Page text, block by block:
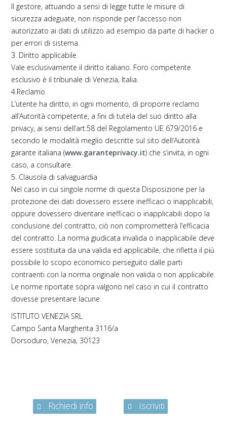
Il gestore, attuando a sensi di legge tutte le misure di
sicurezza adeguate, non risponde per l’accesso non
autorizzato ai dati di utilizzo ad esempio da parte di hacker o
per errori di sistema.
3. Diritto applicabile
Vale esclusivamente il diritto italiano. Foro competente
esclusivo è il tribunale di Venezia, Italia.
4.Reclamo
L’utente ha diritto, in ogni momento, di proporre reclamo
all’Autorità competente, a fini di tutela del suo diritto alla
privacy, ai sensi dell’art.58 del Regolamento UE 679/2016 e
secondo le modalità meglio descritte sul sito dell’Autorità
garante italiana (www.garanteprivacy.it) che s’invita, in ogni
caso, a consultare.
5. Clausola di salvaguardia
Nel caso in cui singole norme di questa Disposizione per la
protezione dei dati dovessero essere inefficaci o inapplicabili,
oppure dovessero diventare inefficaci o inapplicabili dopo la
conclusione del contratto, ciò non comprometterà l’efficacia
del contratto. La norma giudicata invalida o inapplicabile deve
essere sostituita da una valida ed applicabile, che rifletta il più
possibile lo scopo economico perseguito dalle parti
contraenti con la norma originale non valida o non applicabile.
Le norme riportate sopra valgono nel caso in cui il contratto
dovesse presentare lacune.
ISTITUTO VENEZIA SRL
Campo Santa Margherita 3116/a
Dorsoduro, Venezia, 30123
Richiedi info Iscriviti